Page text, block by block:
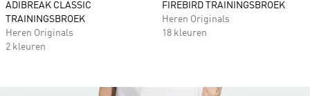
ADIBREAK CLASSIC
TRAININGSBROEK
Heren Originals
2 kleuren
FIREBIRD TRAININGSBROEK
Heren Originals
18 kleuren